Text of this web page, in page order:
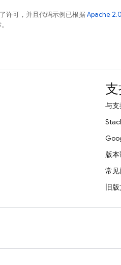
许可，并且代码示例已根据Apache
与
版
常
旧